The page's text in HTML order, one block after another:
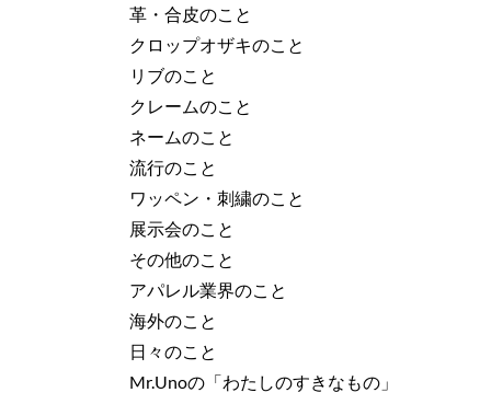
革・合皮のこと
クロップオザキのこと
リブのこと
クレームのこと
ネームのこと
流行のこと
ワッペン・刺繍のこと
展示会のこと
その他のこと
アパレル業界のこと
海外のこと
日々のこと
Mr.Unoの「わたしのすきなもの」